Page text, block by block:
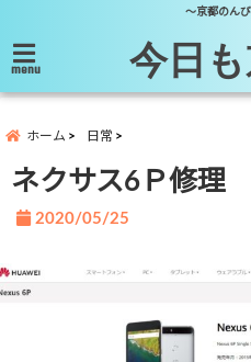
～京都のん
menu 今日
ホーム 日常
ネクサス6Ｐ修理
2020/05/25